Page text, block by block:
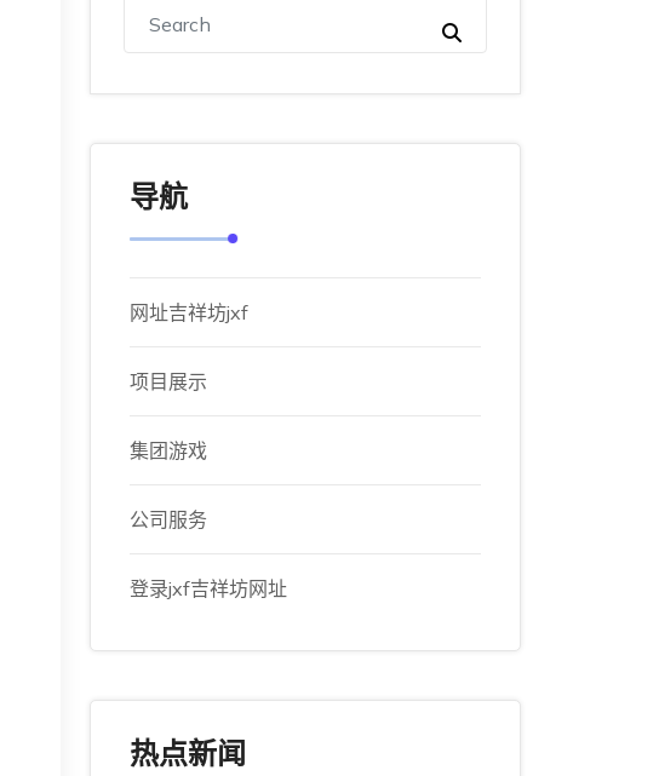
导航
网址吉祥坊jxf
项目展示
集团游戏
公司服务
登录jxf吉祥坊网址
热点新闻